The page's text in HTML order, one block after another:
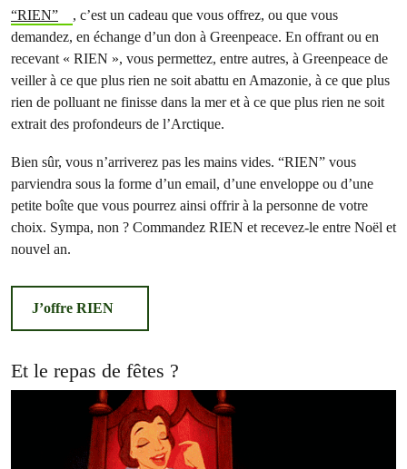
“RIEN”
, c’est un cadeau que vous offrez, ou que vous
demandez, en échange d’un don à Greenpeace. En offrant ou en
recevant « RIEN », vous permettez, entre autres, à Greenpeace de
veiller à ce que plus rien ne soit abattu en Amazonie, à ce que plus
rien de polluant ne finisse dans la mer et à ce que plus rien ne soit
extrait des profondeurs de l’Arctique.
Bien sûr, vous n’arriverez pas les mains vides. “RIEN” vous
parviendra sous la forme d’un email, d’une enveloppe ou d’une
petite boîte que vous pourrez ainsi offrir à la personne de votre
choix. Sympa, non ? Commandez RIEN et recevez-le entre Noël et
nouvel an.
J’offre RIEN
Et le repas de fêtes ?